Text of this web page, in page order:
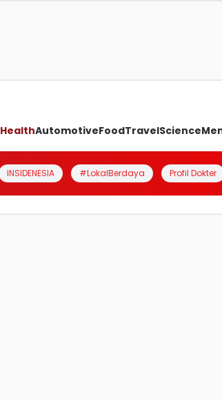
HealthAutomotiveFoodTravelScience
INSIDENESIA #LokalBerdaya Profil Dokter